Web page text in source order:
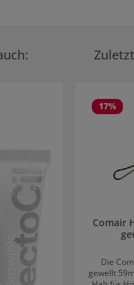
17%
Comair
Die
gewellt